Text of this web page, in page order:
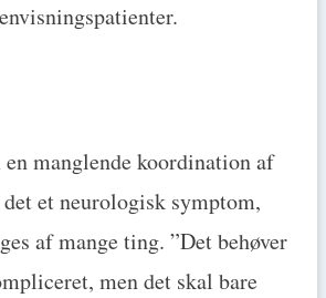
manglende koordination af
et neurologisk symptom,
af mange ting. ”Det behøver
men det skal bare